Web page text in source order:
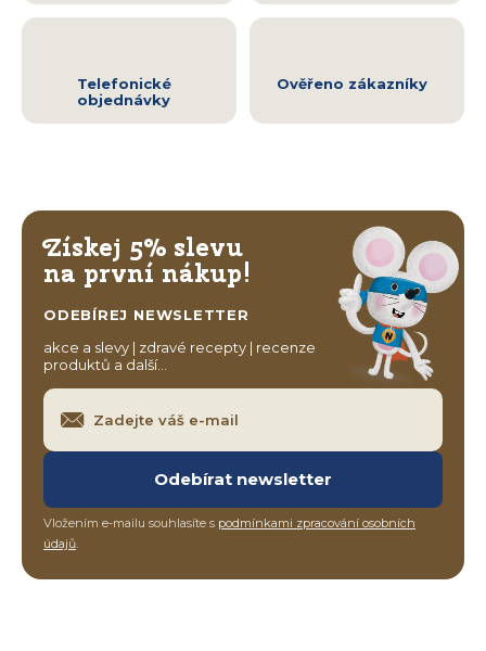
Telefonické
objednávky
Ověřeno zákazníky
Získej 5% slevu
na první nákup!
ODEBÍREJ NEWSLETTER
akce a slevy | zdravé recepty | recenze
produktů a další…
Odebírat newsletter
Vložením e-mailu souhlasíte s podmínkami zpracování osobních
údajů.